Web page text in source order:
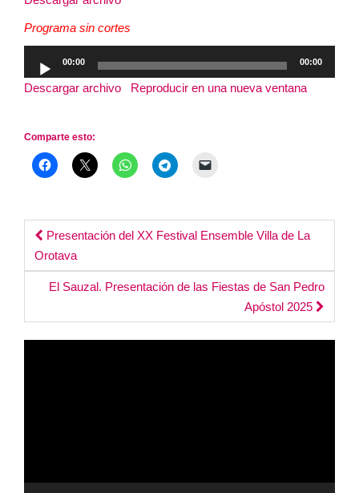
audio
Programa sin cortes
de
audio
00:00 00:00
Descargar archivo Reproducir en una nueva ventana
Comparte esto:
Post
navigation
Presentación del XX Festival Ensemble Villa de La
Orotava
El Sauzal. Presentación de las Fiestas de San Pedro
Apóstol 2025